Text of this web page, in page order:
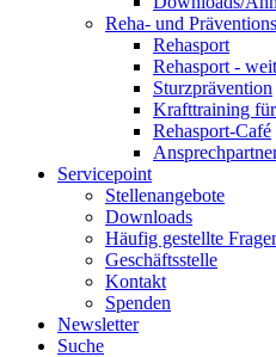
Reha- und
Rehasport
Rehasport -
Sturzprävention
Krafttraining
Rehasport-Café
Servicepoint
Stellenangebote
Downloads
Häufig gestellte
Geschäftsstelle
Kontakt
Spenden
Newsletter
Suche